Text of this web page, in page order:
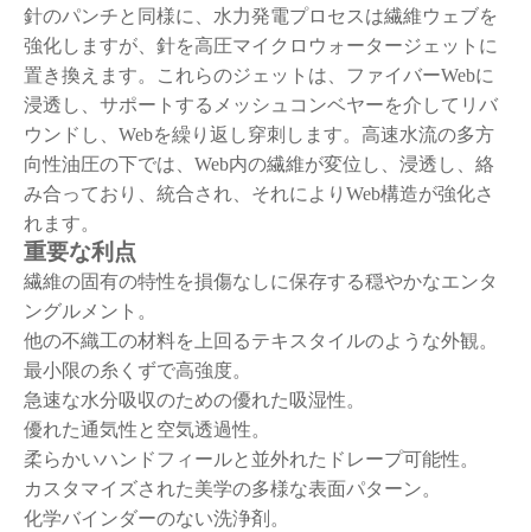
針のパンチと同様に、水力発電プロセスは繊維ウェブを
強化しますが、針を高圧マイクロウォータージェットに
置き換えます。これらのジェットは、ファイバーWebに
浸透し、サポートするメッシュコンベヤーを介してリバ
ウンドし、Webを繰り返し穿刺します。高速水流の多方
向性油圧の下では、Web内の繊維が変位し、浸透し、絡
み合っており、統合され、それによりWeb構造が強化さ
れます。
重要な利点
繊維の固有の特性を損傷なしに保存する穏やかなエンタ
ングルメント。
他の不織工の材料を上回るテキスタイルのような外観。
最小限の糸くずで高強度。
急速な水分吸収のための優れた吸湿性。
優れた通気性と空気透過性。
柔らかいハンドフィールと並外れたドレープ可能性。
カスタマイズされた美学の多様な表面パターン。
化学バインダーのない洗浄剤。